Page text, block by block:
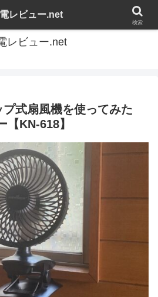
由にレビューするブログです
レビュー.net
式扇風機を使ってみた
【KN-618】
レビュー.net
検索